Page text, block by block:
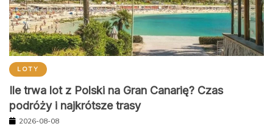
LOTY
Ile trwa lot z Polski na Gran Canarię? Czas
podróży i najkrótsze trasy
2026-08-08